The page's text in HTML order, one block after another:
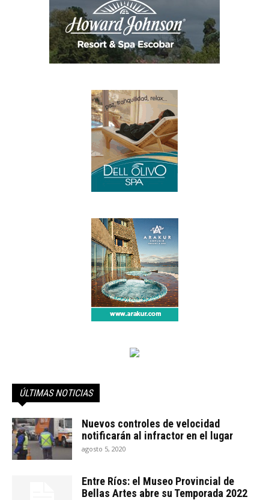
ÚLTIMAS NOTICIAS
Nuevos controles de velocidad
notificarán al infractor en el lugar
agosto 5, 2020
Entre Ríos: el Museo Provincial de
Bellas Artes abre su Temporada 2022